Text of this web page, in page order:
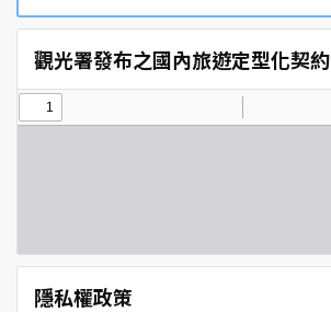
觀光署發布之國內旅遊定型化契約
隱私權政策